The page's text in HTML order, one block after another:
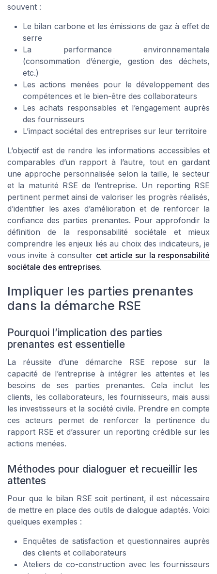
souvent :
Le bilan carbone et les émissions de gaz à effet de
serre
La performance environnementale
(consommation d’énergie, gestion des déchets,
etc.)
Les actions menées pour le développement des
compétences et le bien-être des collaborateurs
Les achats responsables et l’engagement auprès
des fournisseurs
L’impact sociétal des entreprises sur leur territoire
L’objectif est de rendre les informations accessibles et
comparables d’un rapport à l’autre, tout en gardant
une approche personnalisée selon la taille, le secteur
et la maturité RSE de l’entreprise. Un reporting RSE
pertinent permet ainsi de valoriser les progrès réalisés,
d’identifier les axes d’amélioration et de renforcer la
confiance des parties prenantes. Pour approfondir la
définition de la responsabilité sociétale et mieux
comprendre les enjeux liés au choix des indicateurs, je
vous invite à consulter cet article sur la responsabilité
sociétale des entreprises.
Impliquer les parties prenantes
dans la démarche RSE
Pourquoi l’implication des parties
prenantes est essentielle
La réussite d’une démarche RSE repose sur la
capacité de l’entreprise à intégrer les attentes et les
besoins de ses parties prenantes. Cela inclut les
clients, les collaborateurs, les fournisseurs, mais aussi
les investisseurs et la société civile. Prendre en compte
ces acteurs permet de renforcer la pertinence du
rapport RSE et d’assurer un reporting crédible sur les
actions menées.
Méthodes pour dialoguer et recueillir les
attentes
Pour que le bilan RSE soit pertinent, il est nécessaire
de mettre en place des outils de dialogue adaptés. Voici
quelques exemples :
Enquêtes de satisfaction et questionnaires auprès
des clients et collaborateurs
Ateliers de co-construction avec les fournisseurs